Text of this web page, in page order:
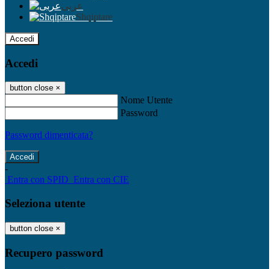
عربى
Shqiptare
Accedi
Accedi
button close ×
Nome Utente
Password
Password dimenticata?
-
Entra con SPID Entra con CIE
Seleziona utente
button close ×
Recupero password